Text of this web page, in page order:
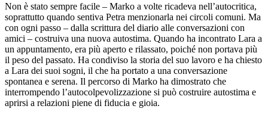
Non è stato sempre facile – Marko a volte ricadeva nell’autocritica,
soprattutto quando sentiva Petra menzionarla nei circoli comuni. Ma
con ogni passo – dalla scrittura del diario alle conversazioni con
amici – costruiva una nuova autostima. Quando ha incontrato Lara a
un appuntamento, era più aperto e rilassato, poiché non portava più
il peso del passato. Ha condiviso la storia del suo lavoro e ha chiesto
a Lara dei suoi sogni, il che ha portato a una conversazione
spontanea e serena. Il percorso di Marko ha dimostrato che
interrompendo l’autocolpevolizzazione si può costruire autostima e
aprirsi a relazioni piene di fiducia e gioia.